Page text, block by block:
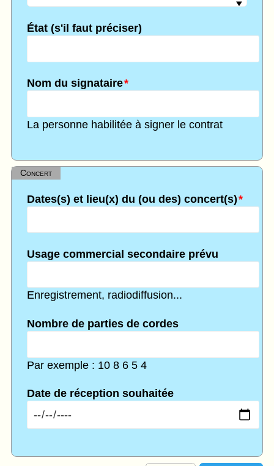
État (s'il faut préciser)
*
Nom du signataire
La personne habilitée à signer le contrat
Concert
*
Dates(s) et lieu(x) du (ou des) concert(s)
Usage commercial secondaire prévu
Enregistrement, radiodiffusion...
Nombre de parties de cordes
Par exemple : 10 8 6 5 4
Date de réception souhaitée